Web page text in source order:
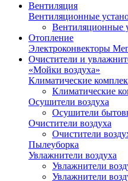
Вентиляция
Вентиляционные
Вентиляционные
Отопление
Электроконвекторы
Очистители и
«Мойки воздуха»
Климатические
Климатические
Осушители воздуха
Осушители
Очистители воздуха
Очистители
Пылеуборка
Увлажнители воздуха
Увлажнители
Увлажнители